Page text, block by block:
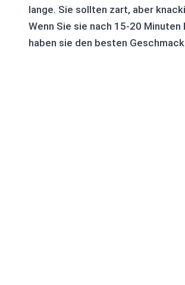
lange. Sie sollten zart, aber
Wenn Sie sie nach 15-20 Minuten
haben sie den besten